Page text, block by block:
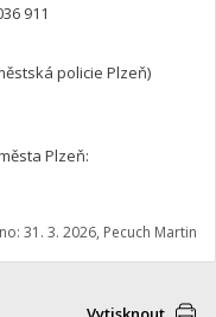
911
policie Plzeň)
Plzeň:
31. 3. 2026, Pecuch Martin